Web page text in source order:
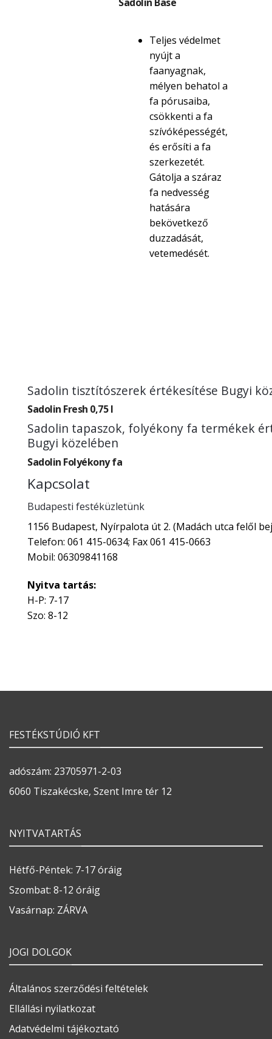
Teljes védelmet
nyújt a
faanyagnak,
mélyen behatol a
fa pórusaiba,
csökkenti a fa
szívóképességét,
és erősíti a fa
szerkezetét.
Gátolja a száraz
fa nedvesség
hatására
bekövetkező
duzzadását,
vetemedését.
Sadolin tisztítószerek értékesítése Bugyi
Sadolin Fresh 0,75 l
Sadolin tapaszok, folyékony fa termékek
Bugyi közelében
Sadolin Folyékony fa
Kapcsolat
Budapesti festéküzletünk
1156 Budapest, Nyírpalota út 2. (Madách utca felől
Telefon: 061 415-0634; Fax 061 415-0663
Mobil: 06309841168
Nyitva tartás:
H-P: 7-17
Szo: 8-12
FESTÉKSTÚDIÓ KFT
adószám: 23705971-2-03
6060 Tiszakécske, Szent Imre tér 12
NYITVATARTÁS
Hétfő-Péntek: 7-17 óráig
Szombat: 8-12 óráig
Vasárnap: ZÁRVA
JOGI DOLGOK
Általános szerződési feltételek
Ellállási nyilatkozat
Adatvédelmi tájékoztató